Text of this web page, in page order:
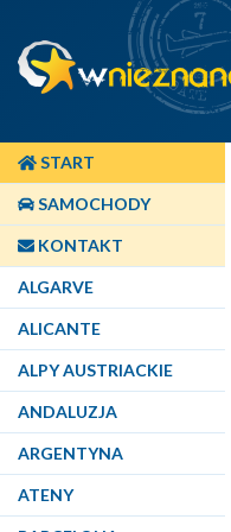
START
SAMOCHODY
KONTAKT
ALGARVE
ALICANTE
ALPY AUSTRIACKIE
ANDALUZJA
ARGENTYNA
ATENY